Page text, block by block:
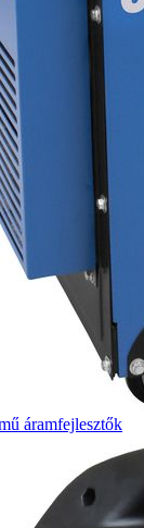
áramfejlesztők